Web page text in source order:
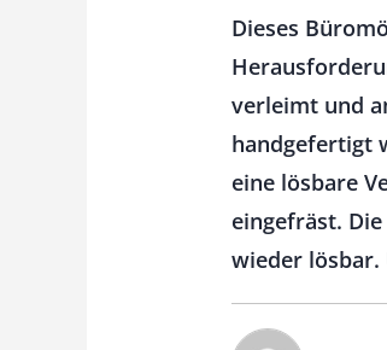
Dieses
verleimt und
handgefertigt
eine lösbare
eingefräst.
wieder lösbar.